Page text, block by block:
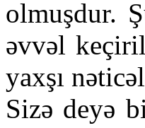
olmuşdur.
əvvəl
yaxşı
Sizə deyə